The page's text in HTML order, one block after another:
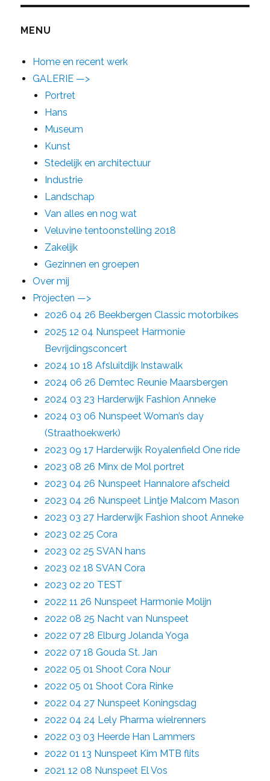
MENU
Home en recent werk
GALERIE —>
Portret
Hans
Museum
Kunst
Stedelijk en architectuur
Industrie
Landschap
Van alles en nog wat
Veluvine tentoonstelling 2018
Zakelijk
Gezinnen en groepen
Over mij
Projecten —>
2026 04 26 Beekbergen Classic motorbikes
2025 12 04 Nunspeet Harmonie
Bevrijdingsconcert
2024 10 18 Afsluitdijk Instawalk
2024 06 26 Demtec Reunie Maarsbergen
2024 03 23 Harderwijk Fashion Anneke
2024 03 06 Nunspeet Woman’s day
(Straathoekwerk)
2023 09 17 Harderwijk Royalenfield One ride
2023 08 26 Minx de Mol portret
2023 04 26 Nunspeet Hannalore afscheid
2023 04 26 Nunspeet Lintje Malcom Mason
2023 03 27 Harderwijk Fashion shoot Anneke
2023 02 25 Cora
2023 02 25 SVAN hans
2023 02 18 SVAN Cora
2023 02 20 TEST
2022 11 26 Nunspeet Harmonie Molijn
2022 08 25 Nacht van Nunspeet
2022 07 28 Elburg Jolanda Yoga
2022 07 18 Gouda St. Jan
2022 05 01 Shoot Cora Nour
2022 05 01 Shoot Cora Rinke
2022 04 27 Nunspeet Koningsdag
2022 04 24 Lely Pharma wielrenners
2022 03 03 Heerde Han Lammers
2022 01 13 Nunspeet Kim MTB flits
2021 12 08 Nunspeet El Vos